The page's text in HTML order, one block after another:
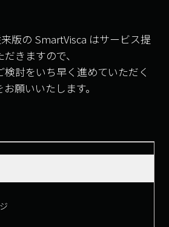
版の SmartVisca はサービス提
きますので、
討をいち早く進めていただく
願いいたします。